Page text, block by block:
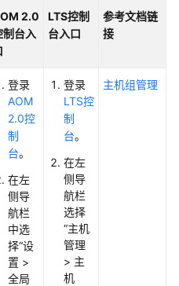
2.0
制台入
LTS控制
台入口
参考文档链
接
登录
AOM
2.0控
制
台。
在左
侧导
航栏
中选
择“设
置 >
全局
登录
LTS控
制
台。
在左
侧导
航栏
选择
“主机
管理
> 主
机
主机组管理